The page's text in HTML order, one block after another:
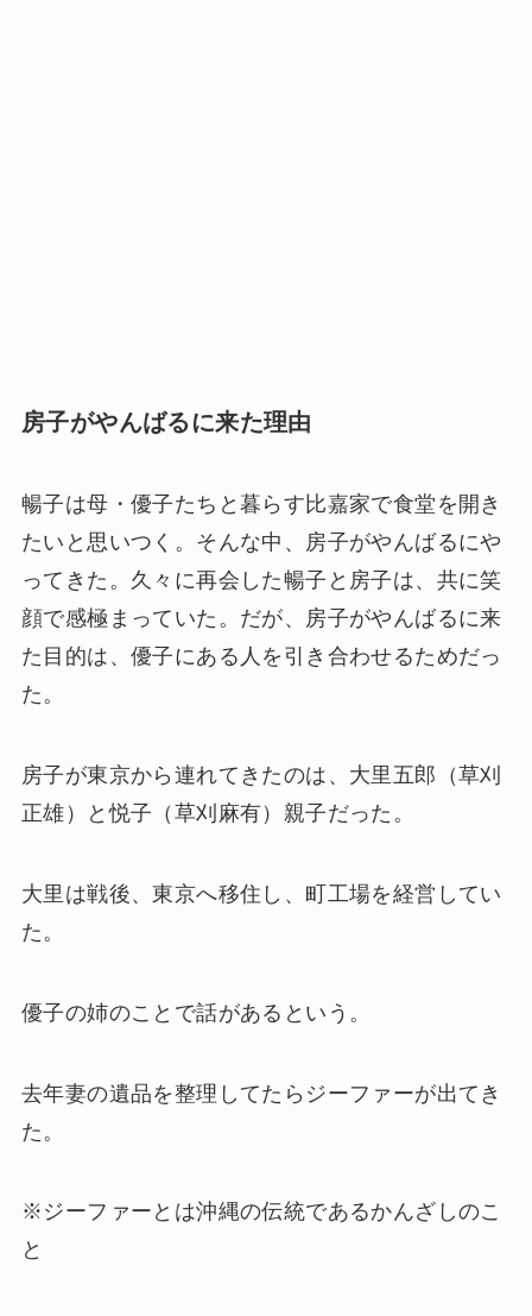
房子がやんばるに来た理由
暢子は母・優子たちと暮らす比嘉家で食堂を開き
たいと思いつく。そんな中、房子がやんばるにや
ってきた。久々に再会した暢子と房子は、共に笑
顔で感極まっていた。だが、房子がやんばるに来
た目的は、優子にある人を引き合わせるためだっ
た。
房子が東京から連れてきたのは、大里五郎（草刈
正雄）と悦子（草刈麻有）親子だった。
大里は戦後、東京へ移住し、町工場を経営してい
た。
優子の姉のことで話があるという。
去年妻の遺品を整理してたらジーファーが出てき
た。
※ジーファーとは沖縄の伝統であるかんざしのこ
と